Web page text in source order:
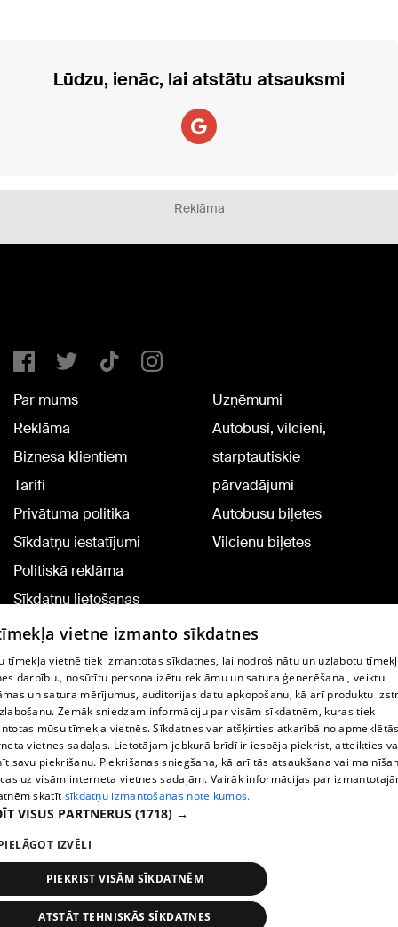
Lūdzu, ienāc, lai atstātu atsauksmi
Reklāma
Par mums
Reklāma
Biznesa klientiem
Tarifi
Privātuma politika
Sīkdatņu iestatījumi
Politiskā reklāma
Sīkdatņu lietošanas
noteikumi
Komentāru pievienošana
Uzņēmumi
Autobusi, vilcieni,
starptautiskie
pārvadājumi
Autobusu biļetes
Vilcienu biļetes
TV programma
Līguma noteikumi
360 Ziņu kontakti
Helio Media
Portāla palīdzības dienests: e-pasts -
All rights reserved.
vietne izmanto sīkdatnes
tīmekļa vietnē tiek izmantotas sīkdatnes, lai nodrošinātu un uzlabotu
darbību., nosūtītu personalizētu reklāmu un satura ģenerēšanai, veiktu
un satura mērījumus, auditorijas datu apkopošanu, kā arī produktu
Zemāk sniedzam informāciju par visām sīkdatnēm, kuras tiek
mūsu tīmekļa vietnēs. Sīkdatnes var atšķirties atkarībā no
vietnes sadaļas. Lietotājam jebkurā brīdī ir iespēja piekrist, atteikties
savu piekrišanu. Piekrišanas sniegšana, kā arī tās atsaukšana vai
uz visām interneta vietnes sadaļām. Vairāk informācijas par
skatīt sīkdatņu izmantošanas noteikumos.
VISUS PARTNERUS (1718) →
IZVĒLI
PIEKRIST VISĀM SĪKDATNĒM
ATSTĀT TEHNISKĀS SĪKDATNES